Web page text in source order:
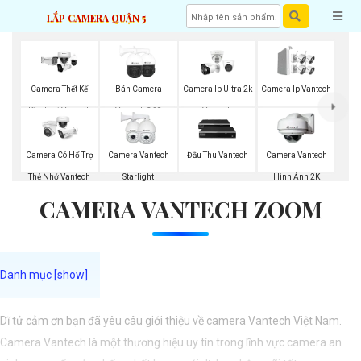
LẮP CAMERA QUẬN 5
Camera Thết Kế
Kim Loại Vantech
Bán Camera
Vantech 360
Camera Ip Ultra 2k
Vantech
Camera Ip Vantech
Camera Có Hổ Trợ
Thẻ Nhớ Vantech
Camera Vantech
Starlight
Đầu Thu Vantech Camera Vantech
Hình Ảnh 2K
CAMERA VANTECH ZOOM
Dĩ tử cảm ơn bạn đã yêu câu giới thiệu về camera Vantech Việt Nam.
Camera Vantech là một thương hiệu uy tín trong lĩnh vực camera an